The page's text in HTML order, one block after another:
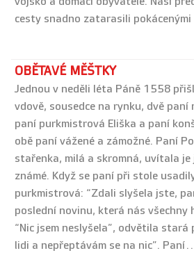
cesty snadno zatarasili
OBĚTAVÉ MĚŠTKY
Jednou v neděli léta Páně 1558
vdově, sousedce na rynku, dvě
paní purkmistrová Eliška a paní
obě paní vážené a zámožné. Paní
stařenka, milá a skromná, uvítala
známé. Když se paní při stole
purkmistrová: “Zdali slyšela jste,
poslední novinu, která nás všechny
“Nic jsem neslyšela”, odvětila stará
lidi a nepřeptávám se na nic”.